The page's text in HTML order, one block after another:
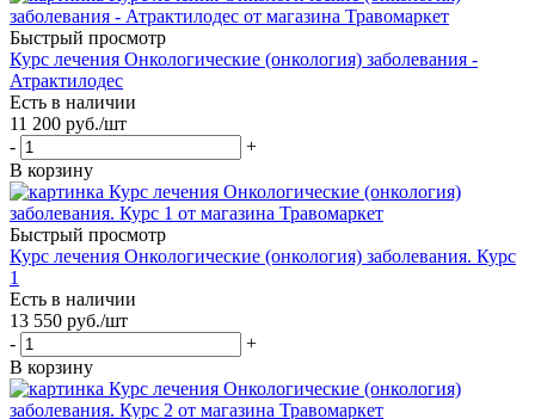
Быстрый просмотр
Курс лечения Онкологические (онкология) заболевания -
Атрактилодес
Есть в наличии
11 200 руб./шт
-
+
В корзину
Быстрый просмотр
Курс лечения Онкологические (онкология) заболевания. Курс
1
Есть в наличии
13 550 руб./шт
-
+
В корзину